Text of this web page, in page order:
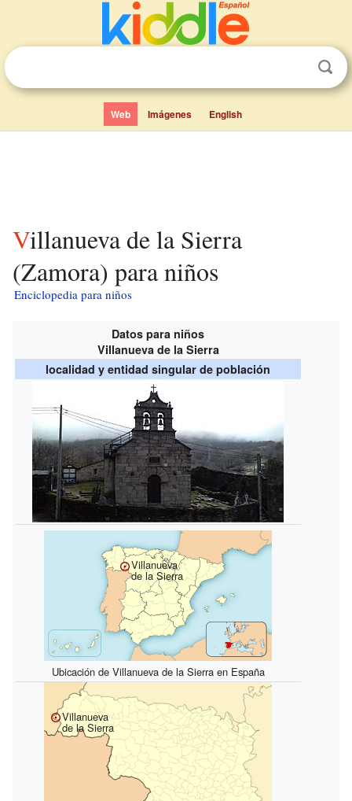
Web Imágenes English
Villanueva de la Sierra
(Zamora) para niños
Enciclopedia para niños
Datos para niños
Villanueva de la Sierra
localidad y entidad singular de población
Villanueva
de la Sierra
Ubicación de Villanueva de la Sierra en España
Villanueva
de la Sierra